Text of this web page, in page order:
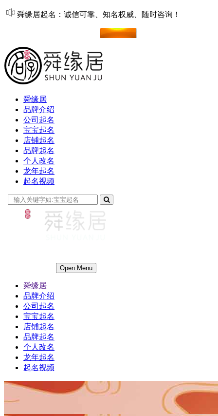
舜缘居起名：诚信可靠、知名权威、随时咨询！
舜缘居
品牌介绍
公司起名
宝宝起名
店铺起名
品牌起名
个人改名
龙年起名
起名视频
Open Menu
舜缘居
品牌介绍
公司起名
宝宝起名
店铺起名
品牌起名
个人改名
龙年起名
起名视频